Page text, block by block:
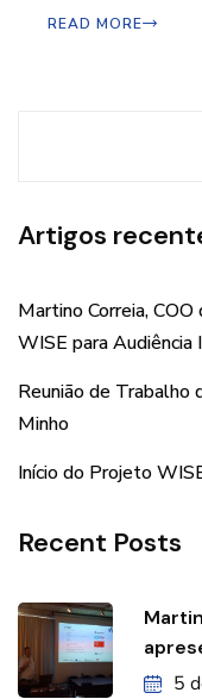
READ MORE
Artigos
Martino Correia,
WISE para Audiência
Reunião de Trabalho
Minho
Início do Projeto
Recent Posts
5